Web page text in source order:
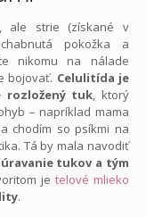
ale strie (získané v
pokožka a
nikomu na nálade
bojovať. Celulitída je
rozložený tuk, ktorý
– napríklad mama
chodím so psíkmi na
Tá by mala navodiť
tukov a tým
je telové mlieko
.